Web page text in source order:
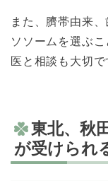
また、臍帯由来
ソソームを選ぶ
医と相談も大切で
東北、秋
が受けられ